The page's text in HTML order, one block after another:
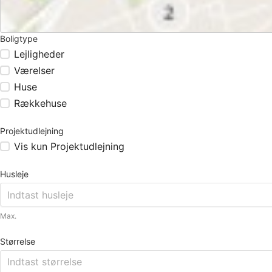
Boligtype
Lejligheder
Værelser
Huse
Rækkehuse
Projektudlejning
Vis kun Projektudlejning
Husleje
Max.
Størrelse